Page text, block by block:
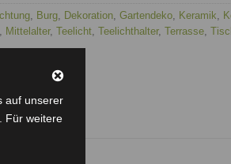
Burg Dekoration Gartendeko Keramik
Mittelalter, Teelicht Teelichthalter, Terrasse
auf unserer
Für weitere